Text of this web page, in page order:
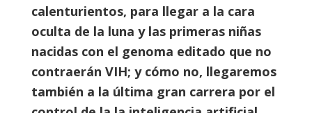
calenturientos, para llegar a la cara
oculta de la luna y las primeras niñas
nacidas con el genoma editado que no
contraerán VIH; y cómo no, llegaremos
también a la última gran carrera por el